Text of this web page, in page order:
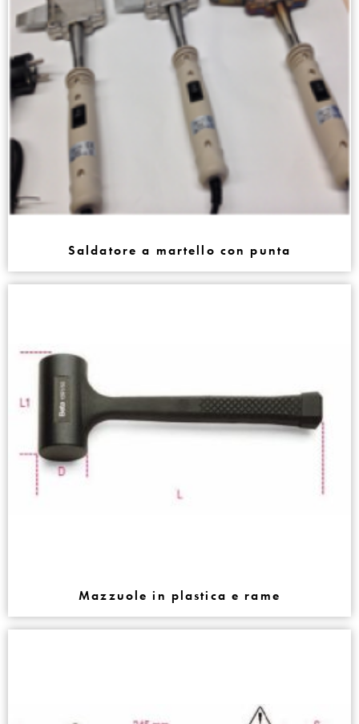
Saldatore a martello con punta
Mazzuole in plastica e rame